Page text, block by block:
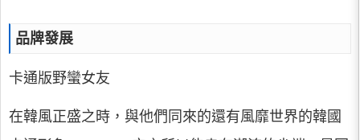
品牌發展
卡通版野蠻女友
在韓風正盛之時，與他們同來的還有風靡世界的韓國